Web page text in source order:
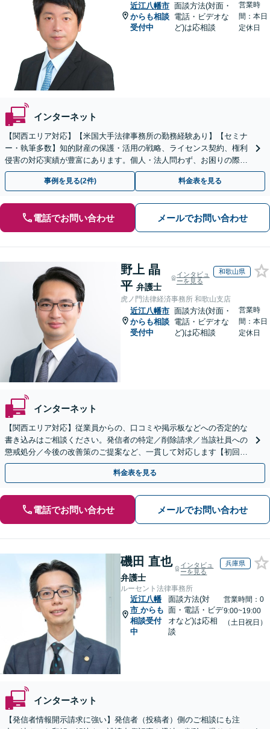
近江八幡市
からも相談
受付中
面談方法(対面・
電話・ビデオな
ど)は応相談
営業時
間：本日
定休日
インターネット
【関西エリア対応】【米国大手法律事務所の勤務経験あり】【セミナ
ー・執筆多数】知的財産の保護・活用の戦略、ライセンス契約、権利
侵害の対応実績が豊富にあります。個人・法人問わず、お困りの際は
お気軽にご相談ください。【弁護士歴15年以上】
事例を見る(2件) 料金表を見る
電話でお問い合わせ メールでお問い合わせ
野上 晶
平 弁護士
インタビュ
ーを見る
和歌山県
虎ノ門法律経済事務所 和歌山支店
近江八幡市
からも相談
受付中
面談方法(対面・
電話・ビデオな
ど)は応相談
営業時
間：本日
定休日
インターネット
【関西エリア対応】従業員からの、口コミや掲示板などへの否定的な
書き込みはご相談ください。発信者の特定／削除請求／当該社員への
懲戒処分／今後の改善策のご提案など、一貫して対応します【初回相
談30分無料】書き込みを行わせない職場環境整備にも注力
料金表を見る
電話でお問い合わせ メールでお問い合わせ
磯田 直也
弁護士
インタビュ
ーを見る
兵庫県
ルーセント法律事務所
近江八幡
市 からも
相談受付
中
面談方法(対
面・電話・ビデ
オなど)は応相
談
営業時間：0
9:00~19:00
（土日祝日）
インターネット
【発信者情報開示請求に強い】発信者（投稿者）側のご相談にも注